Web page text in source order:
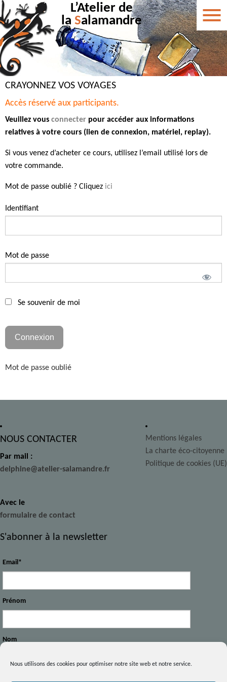
Nous utilisons des cookies pour optimiser notre site web et notre service.
L’Atelier de
la Salamandre
CRAYONNEZ VOS VOYAGES
Accès réservé aux participants.
Veuillez vous connecter pour accéder aux informations
relatives à votre cours (lien de connexion, matériel, replay).
Si vous venez d’acheter ce cours, utilisez l’email utilisé lors de
votre commande.
Mot de passe oublié ? Cliquez ici
Identifiant
Mot de passe
Se souvenir de moi
Mot de passe oublié
NOUS CONTACTER
Par mail :
delphine@atelier-salamandre.fr
Avec le
formulaire de contact
Mentions légales
La charte éco-citoyenne
Politique de cookies (UE)
S'abonner à la newsletter
Email*
Prénom
Nom